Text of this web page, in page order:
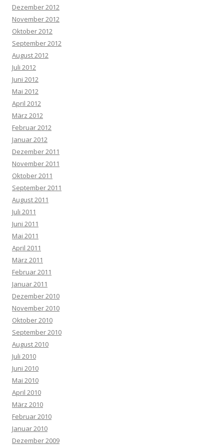
Dezember 2012
November 2012
Oktober 2012
September 2012
August 2012
Juli 2012
Juni 2012
Mai 2012
April 2012
März 2012
Februar 2012
Januar 2012
Dezember 2011
November 2011
Oktober 2011
September 2011
August 2011
Juli 2011
Juni 2011
Mai 2011
April 2011
März 2011
Februar 2011
Januar 2011
Dezember 2010
November 2010
Oktober 2010
September 2010
August 2010
Juli 2010
Juni 2010
Mai 2010
April 2010
März 2010
Februar 2010
Januar 2010
Dezember 2009